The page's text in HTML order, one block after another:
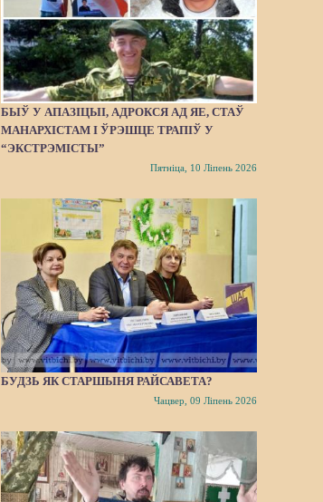
БЫЎ У АПАЗІЦЫІ, АДРОКСЯ АД ЯЕ, СТАЎ
МАНАРХІСТАМ І ЎРЭШЦЕ ТРАПІЎ У
“ЭКСТРЭМІСТЫ”
Пятніца, 10 Ліпень 2026
БУДЗЬ ЯК СТАРШЫНЯ РАЙСАВЕТА?
Чацвер, 09 Ліпень 2026